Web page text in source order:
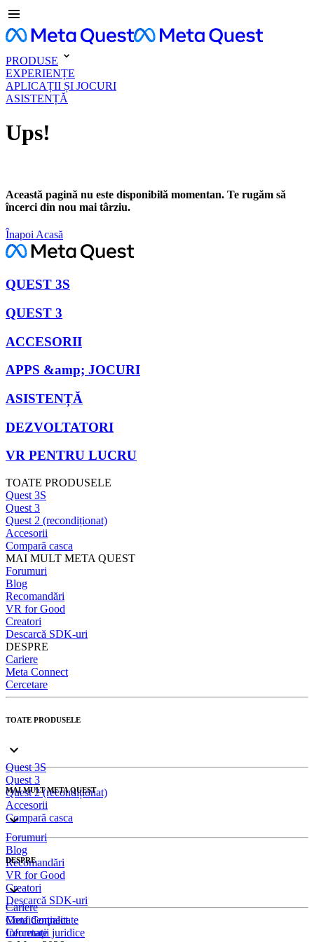
PRODUSE
EXPERIENȚE
APLICAȚII ȘI JOCURI
ASISTENȚĂ
Ups!
Această pagină nu este disponibilă momentan. Te rugăm să
încerci din nou mai târziu.
Înapoi Acasă
QUEST 3S
QUEST 3
ACCESORII
APPS &amp; JOCURI
ASISTENȚĂ
DEZVOLTATORI
VR PENTRU LUCRU
TOATE PRODUSELE
Quest 3S
Quest 3
Quest 2 (recondiționat)
Accesorii
Compară casca
MAI MULT META QUEST
Forumuri
Blog
Recomandări
VR for Good
Creatori
Descarcă SDK-uri
DESPRE
Cariere
Meta Connect
Cercetare
TOATE PRODUSELE
Quest 3S
Quest 3
Quest 2 (recondiționat)
Accesorii
Compară casca
MAI MULT META QUEST
Forumuri
Blog
Recomandări
VR for Good
Creatori
Descarcă SDK-uri
DESPRE
Cariere
Meta Connect
Cercetare
Confidenţialitate
Informaţii juridice